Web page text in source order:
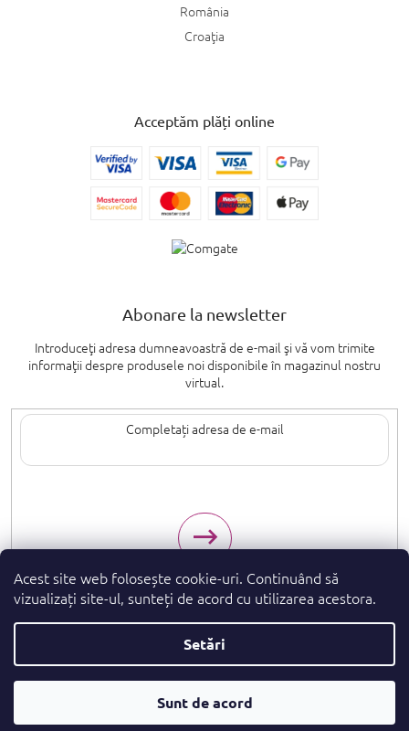
Acest site web folosește cookie-uri. Continuând să
vizualizați site-ul, sunteți de acord cu utilizarea acestora.
Setări
Sunt de acord
România
Croaţia
Acceptăm plăți online
Abonare la newsletter
Introduceţi adresa dumneavoastră de e-mail şi vă vom trimite
informaţii despre produsele noi disponibile în magazinul nostru
virtual.
Creat de Shoptet Premium
parfumeshop.ro
rezervate.